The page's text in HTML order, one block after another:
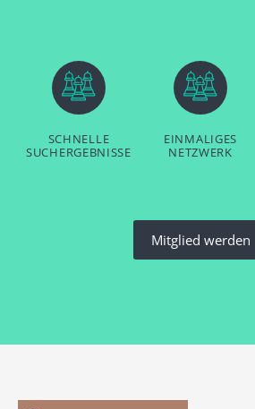
SCHNELLE
SUCHERGEBNISSE
EINMALIGES
NETZWERK
Mitglied werden